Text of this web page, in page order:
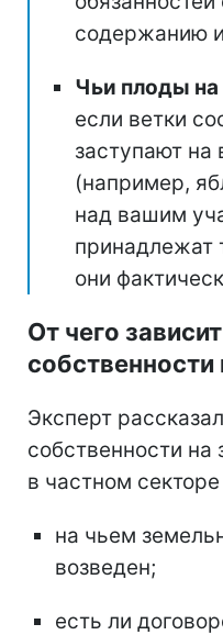
содержанию
Чьи плоды на
если ветки
заступают
(например,
над вашим
принадлежат
они
От чего
собственности
Эксперт
собственности
в частном секторе
на чьем
возведен;
есть ли